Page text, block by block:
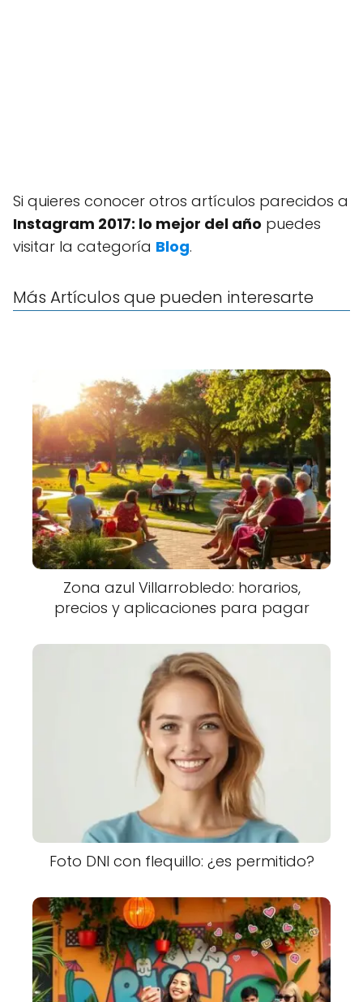
Si quieres conocer otros artículos parecidos a
Instagram 2017: lo mejor del año puedes
visitar la categoría Blog.
Más Artículos que pueden interesarte
Zona azul Villarrobledo: horarios,
precios y aplicaciones para pagar
Foto DNI con flequillo: ¿es permitido?